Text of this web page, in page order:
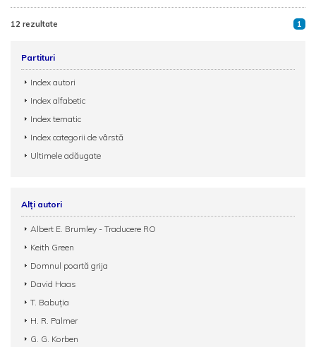
12 rezultate 1
Partituri
Index autori
Index alfabetic
Index tematic
Index categorii de vârstă
Ultimele adăugate
Alți autori
Albert E. Brumley - Traducere RO
Keith Green
Domnul poartă grija
David Haas
T. Babuţia
H. R. Palmer
G. G. Korben